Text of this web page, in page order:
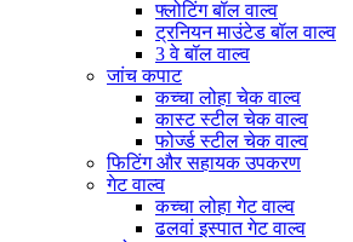
फ्लोटिंग बॉल वाल्व
ट्रनियन माउंटेड बॉल वाल्व
3 वे बॉल वाल्व
जांच कपाट
कच्चा लोहा चेक वाल्व
कास्ट स्टील चेक वाल्व
फोर्ज्ड स्टील चेक वाल्व
फिटिंग और सहायक उपकरण
गेट वाल्व
कच्चा लोहा गेट वाल्व
ढलवां इस्पात गेट वाल्व